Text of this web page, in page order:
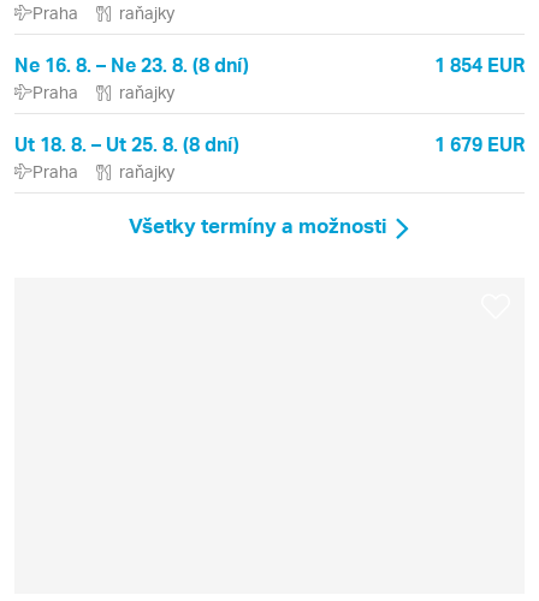
Praha raňajky
Ne 16. 8. – Ne 23. 8. (8 dní) 1 854 EUR
Praha raňajky
Ut 18. 8. – Ut 25. 8. (8 dní) 1 679 EUR
Praha raňajky
Všetky termíny a možnosti